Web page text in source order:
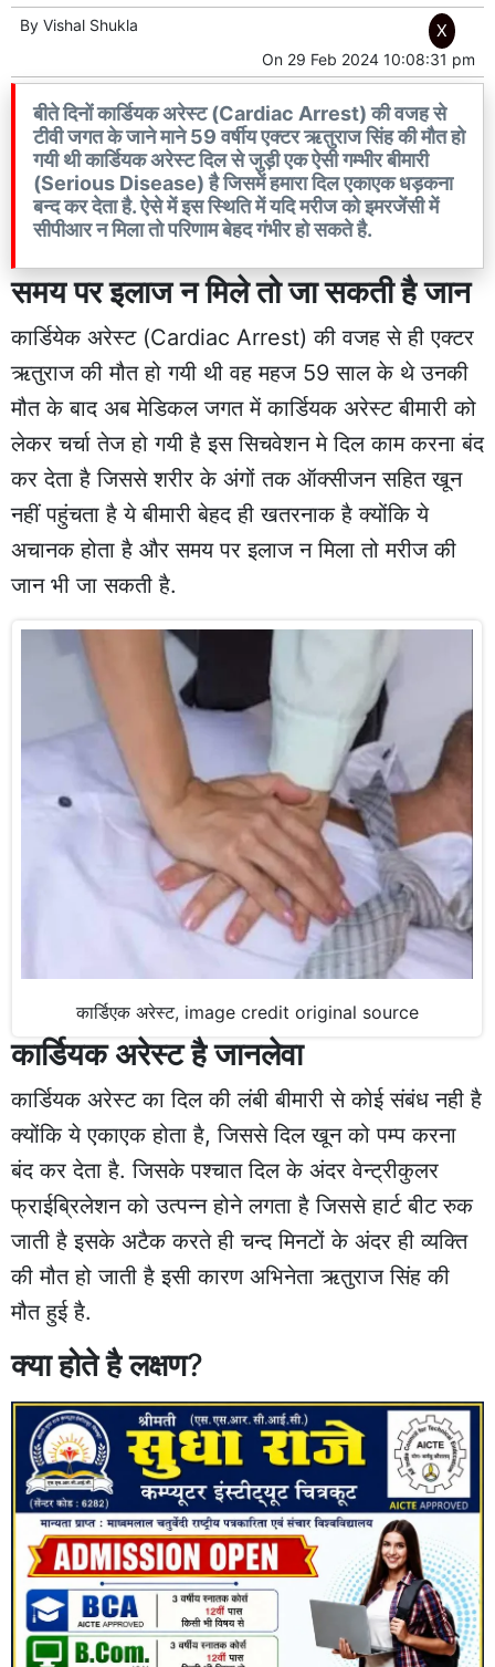
By Vishal Shukla
On 29 Feb 2024 10:08:31 pm
बीते दिनों कार्डियक अरेस्ट (Cardiac Arrest) की वजह से
टीवी जगत के जाने माने 59 वर्षीय एक्टर ऋतुराज सिंह की मौत हो
गयी थी कार्डियक अरेस्ट दिल से जुड़ी एक ऐसी गम्भीर बीमारी
(Serious Disease) है जिसमें हमारा दिल एकाएक धड़कना
बन्द कर देता है. ऐसे में इस स्थिति में यदि मरीज को इमरजेंसी में
सीपीआर न मिला तो परिणाम बेहद गंभीर हो सकते है.
समय पर इलाज न मिले तो जा सकती है जान
कार्डियेक अरेस्ट (Cardiac Arrest) की वजह से ही एक्टर
ऋतुराज की मौत हो गयी थी वह महज 59 साल के थे उनकी
मौत के बाद अब मेडिकल जगत में कार्डियक अरेस्ट बीमारी को
लेकर चर्चा तेज हो गयी है इस सिचवेशन मे दिल काम करना बंद
कर देता है जिससे शरीर के अंगों तक ऑक्सीजन सहित खून
नहीं पहुंचता है ये बीमारी बेहद ही खतरनाक है क्योंकि ये
अचानक होता है और समय पर इलाज न मिला तो मरीज की
जान भी जा सकती है.
कार्डिएक अरेस्ट, image credit original source
कार्डियक अरेस्ट है जानलेवा
कार्डियक अरेस्ट का दिल की लंबी बीमारी से कोई संबंध नही है
क्योंकि ये एकाएक होता है, जिससे दिल खून को पम्प करना
बंद कर देता है. जिसके पश्चात दिल के अंदर वेन्ट्रीकुलर
फ्राईब्रिलेशन को उत्पन्न होने लगता है जिससे हार्ट बीट रुक
जाती है इसके अटैक करते ही चन्द मिनटों के अंदर ही व्यक्ति
की मौत हो जाती है इसी कारण अभिनेता ऋतुराज सिंह की
मौत हुई है.
क्या होते है लक्षण?
X